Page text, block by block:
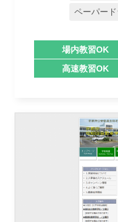
ペーパー
場内教習OK
高速教習OK